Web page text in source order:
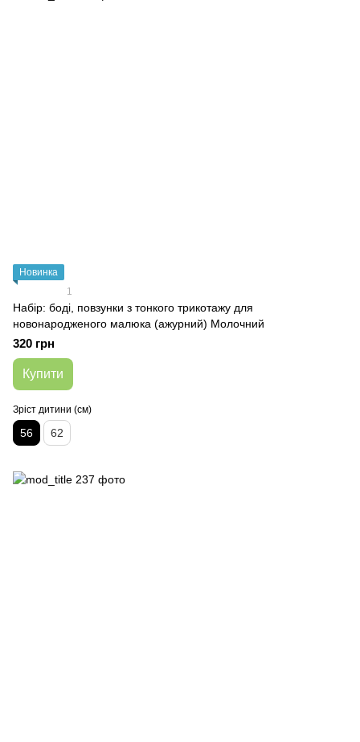
Новинка
1
Набір: боді, повзунки з тонкого трикотажу для
новонародженого малюка (ажурний) Молочний
320 грн
Купити
Зріст дитини (см)
56 62